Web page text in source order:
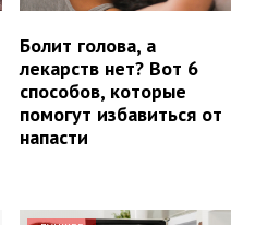
Болит голова, а
лекарств нет? Вот 6
способов, которые
помогут избавиться от
напасти